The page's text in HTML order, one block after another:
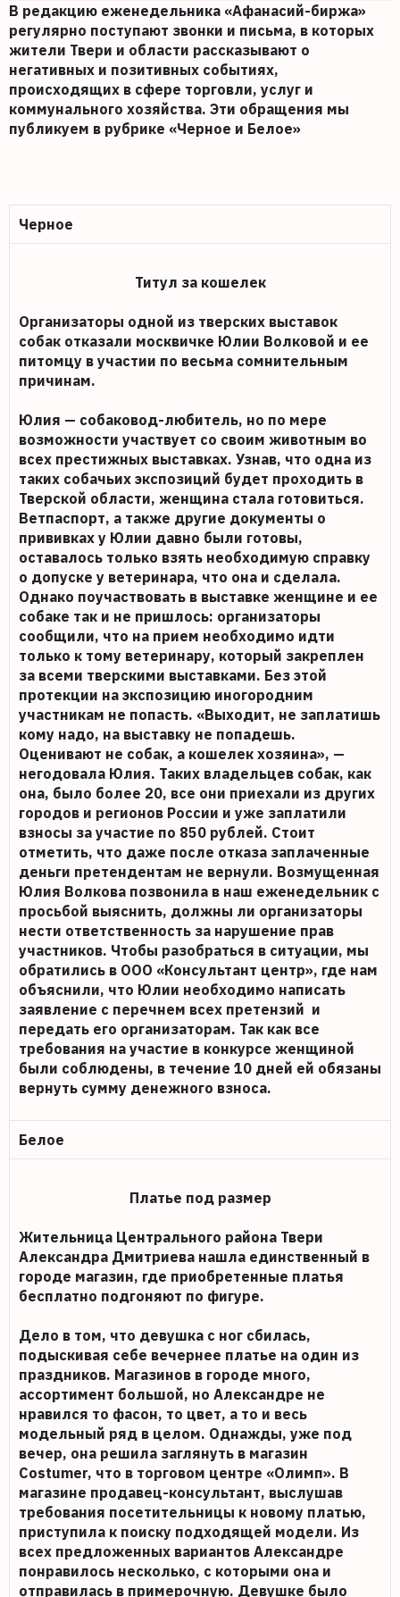
В редакцию еженедельника «Афанасий-биржа»
регулярно поступают звонки и письма, в которых
жители Твери и области рассказывают о
негативных и позитивных событиях,
происходящих в сфере торговли, услуг и
коммунального хозяйства. Эти обращения мы
публикуем в рубрике «Черное и Белое»
Черное
Титул за кошелек
Организаторы одной из тверских выставок
собак отказали москвичке Юлии Волковой и ее
питомцу в участии по весьма сомнительным
причинам.
Юлия — собаковод-любитель, но по мере
возможности участвует со своим животным во
всех престижных выставках. Узнав, что одна из
таких собачьих экспозиций будет проходить в
Тверской области, женщина стала готовиться.
Ветпаспорт, а также другие документы о
прививках у Юлии давно были готовы,
оставалось только взять необходимую справку
о допуске у ветеринара, что она и сделала.
Однако поучаствовать в выставке женщине и ее
собаке так и не пришлось: организаторы
сообщили, что на прием необходимо идти
только к тому ветеринару, который закреплен
за всеми тверскими выставками. Без этой
протекции на экспозицию иногородним
участникам не попасть. «Выходит, не заплатишь
кому надо, на выставку не попадешь.
Оценивают не собак, а кошелек хозяина», —
негодовала Юлия. Таких владельцев собак, как
она, было более 20, все они приехали из других
городов и регионов России и уже заплатили
взносы за участие по 850 рублей. Стоит
отметить, что даже после отказа заплаченные
деньги претендентам не вернули. Возмущенная
Юлия Волкова позвонила в наш еженедельник с
просьбой выяснить, должны ли организаторы
нести ответственность за нарушение прав
участников. Чтобы разобраться в ситуации, мы
обратились в ООО «Консультант центр», где нам
объяснили, что Юлии необходимо написать
заявление с перечнем всех претензий и
передать его организаторам. Так как все
требования на участие в конкурсе женщиной
были соблюдены, в течение 10 дней ей обязаны
вернуть сумму денежного взноса.
Белое
Платье под размер
Жительница Центрального района Твери
Александра Дмитриева нашла единственный в
городе магазин, где приобретенные платья
бесплатно подгоняют по фигуре.
Дело в том, что девушка с ног сбилась,
подыскивая себе вечернее платье на один из
праздников. Магазинов в городе много,
ассортимент большой, но Александре не
нравился то фасон, то цвет, а то и весь
модельный ряд в целом. Однажды, уже под
вечер, она решила заглянуть в магазин
Costumer, что в торговом центре «Олимп». В
магазине продавец-консультант, выслушав
требования посетительницы к новому платью,
приступила к поиску подходящей модели. Из
всех предложенных вариантов Александре
понравилось несколько, с которыми она и
отправилась в примерочную. Девушке было